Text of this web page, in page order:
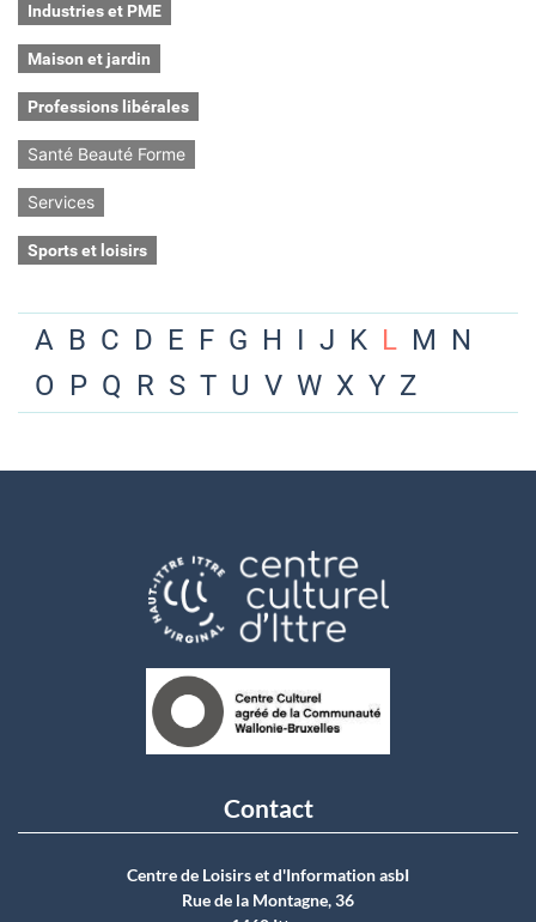
Industries et PME
Maison et jardin
Professions libérales
Santé Beauté Forme
Services
Sports et loisirs
A B C D E F G H I J K L M N
O P Q R S T U V W X Y Z
Contact
Centre de Loisirs et d'Information asbI
Rue de la Montagne, 36